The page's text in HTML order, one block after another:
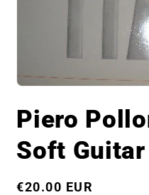
multimediali
1
finestra
modale
Piero
Soft Guitar
Prezzo
€20.00 EUR